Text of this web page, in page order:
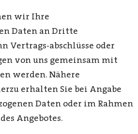
wir Ihre
Daten an Dritte
Vertrags-abschlüsse oder
von uns gemeinsam mit
werden. Nähere
erhalten Sie bei Angabe
Daten oder im Rahmen
Angebotes.